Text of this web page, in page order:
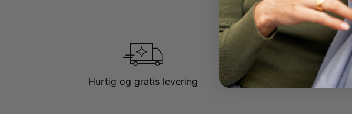
Hurtig og gratis levering 100 dages retur